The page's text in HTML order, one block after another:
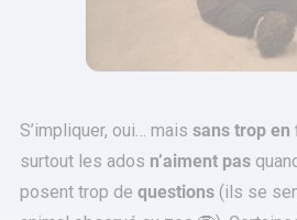
S’impliquer, oui… mais sans trop en
surtout les ados n’aiment pas
posent trop de questions (ils se